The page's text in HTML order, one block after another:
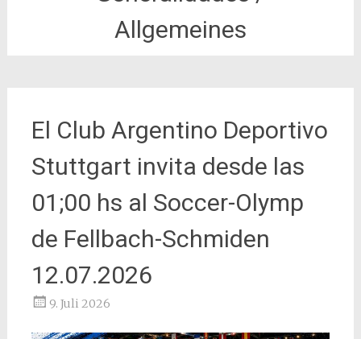
Allgemeines
El Club Argentino Deportivo
Stuttgart invita desde las
01;00 hs al Soccer-Olymp
de Fellbach-Schmiden
12.07.2026
9. Juli 2026